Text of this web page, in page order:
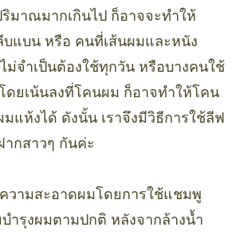
ริมาณมากเกินไป ก็อาจจะทำให้
แบน หรือ คนที่เส้นผมและหนัง
ม่จำเป็นต้องใช้ทุกวัน หรือบางคนใช้
ยเน้นลงที่โคนผม ก็อาจทำให้โคน
แห้งได้ ดังนั้น เราจึงมีวิธีการใช้ลีฟ
กสาวๆ กันค่ะ
ความสะอาดผมโดยการใช้แชมพู
ำรุงผมตามปกติ หลังจากล้างน้ำ